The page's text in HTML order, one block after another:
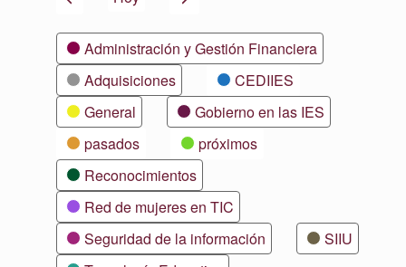
CategoríasAdministración y Gestión Financiera
Adquisiciones
CEDIIES
General
Gobierno en las IES
pasados
próximos
Reconocimientos
Red de mujeres en TIC
Seguridad de la información
SIIU